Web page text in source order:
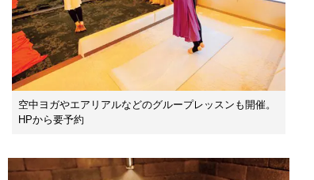
空中ヨガやエアリアルなどのグループレッスンも開催。
HPから要予約